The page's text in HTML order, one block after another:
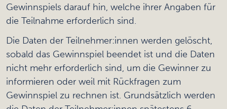
Gewinnspiels darauf hin, welche ihrer Angaben für
die Teilnahme erforderlich sind.
Die Daten der Teilnehmer:innen werden gelöscht,
sobald das Gewinnspiel beendet ist und die Daten
nicht mehr erforderlich sind, um die Gewinner zu
informieren oder weil mit Rückfragen zum
Gewinnspiel zu rechnen ist. Grundsätzlich werden